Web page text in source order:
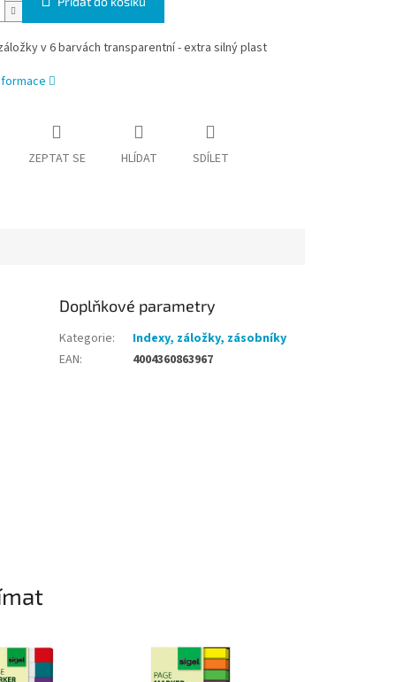
v 6 barvách transparentní - extra silný plast
ZEPTAT SE HLÍDAT SDÍLET
Doplňkové parametry
Kategorie:
Indexy, záložky, zásobníky
EAN: 4004360863967